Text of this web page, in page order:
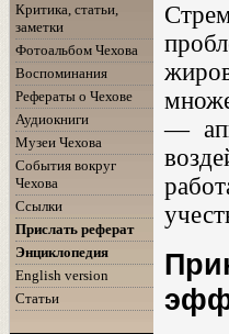
Критика, статьи,
заметки
Фотоальбом Чехова
Воспоминания
Рефераты о Чехове
Аудиокниги
Музеи Чехова
События вокруг
Чехова
Ссылки
Прислать реферат
Энциклопедия
English version
Статьи
—